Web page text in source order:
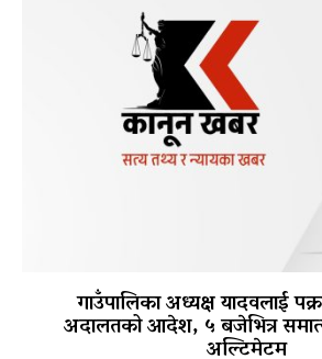
गाउँपालिका अध्यक्ष यादवलाई
अदालतको आदेश, ५ बजेभित्र
अल्टिमेटम